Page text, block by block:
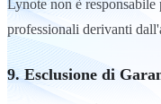
Lynote non è responsabile
professionali derivanti
9. Esclusione di